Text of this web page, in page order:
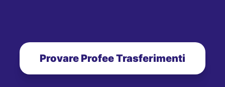
Provare Profee Trasferimenti